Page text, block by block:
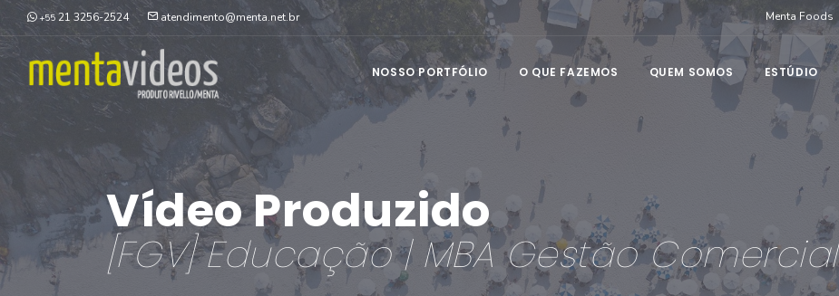
+55 21 3256-2524 atendimento@menta.net.br Menta Foods
NOSSO PORTFÓLIO O QUE FAZEMOS QUEM SOMOS ESTÚDIO
Vídeo Produzido
[FGV] Educação | MBA Gestão Comercial